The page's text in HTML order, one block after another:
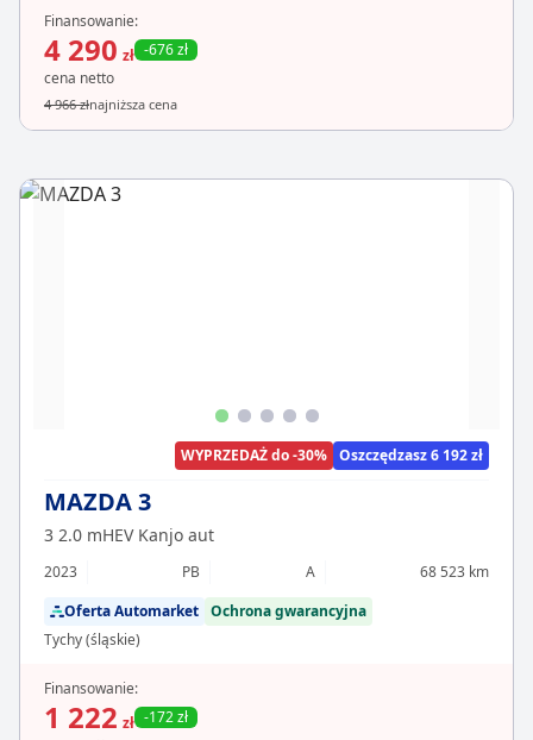
Finansowanie:
4 290 zł -676 zł
cena netto
4 966 złnajniższa cena
WYPRZEDAŻ do -30% Oszczędzasz 6 192 zł
MAZDA 3
3 2.0 mHEV Kanjo aut
2023 PB A
68 523 km
Oferta Automarket Ochrona gwarancyjna
Tychy (śląskie)
Finansowanie:
1 222 zł -172 zł